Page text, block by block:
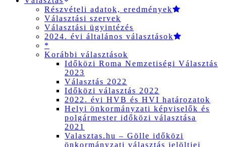
Részvételi adatok, eredmények
Választási szervek
Választási ügyintézés
2024. évi általános választások
*
Korábbi választások
Időközi Roma Nemzetiségi Választás
2023
Választás 2022
Időközi választás 2022
2022. évi HVB és HVI határozatok
Helyi önkormányzati képviselők és
polgármester időközi választása
2021
Valasztas.hu – Gölle időközi
önkormányzati választás jelöltjei